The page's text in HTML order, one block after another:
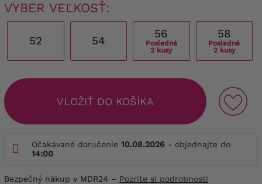
VYBER VEĽKOSŤ:
52 54
56
Posledné
2 kusy
58
Posledné
2 kusy
VLOŽIŤ DO KOŠÍKA
Očakávané doručenie 10.08.2026 - objednajte do
14:00
Bezpečný nákup v MDR24 – Pozrite si podrobnosti